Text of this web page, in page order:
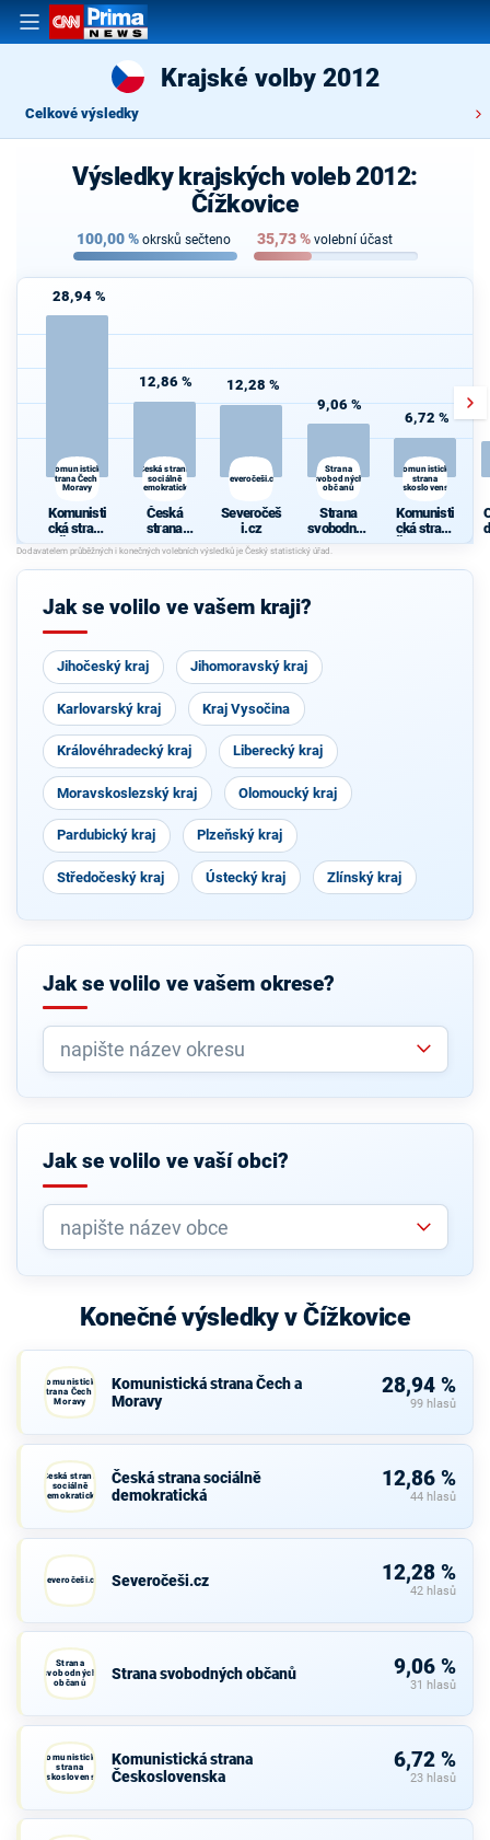
Krajské volby 2012
Celkové výsledky
Výsledky krajských voleb 2012:
Čížkovice
100,00% okrsků sečteno 35,73% volební účast
28,94 %
Komunistická
strana Čech a
Moravy
Komunisti
cká strana
Čech a
Moravy
12,86 %
Česká strana
sociálně
demokratická
Česká
strana
sociálně
demokrati
cká
12,28 %
Severočeši.cz
Severočeš
i.cz
9,06 %
Strana
svobodných
občanů
Strana
svobodnýc
h občanů
6,72 %
Komunistická
strana
Československa
Komunisti
cká strana
Českoslov
Jak se volilo ve vašem kraji?
Jihočeský kraj Jihomoravský kraj
Karlovarský kraj Kraj Vysočina
Královéhradecký kraj Liberecký kraj
Moravskoslezský kraj Olomoucký kraj
Pardubický kraj Plzeňský kraj
Středočeský kraj Ústecký kraj Zlínský kraj
Jak se volilo ve vašem okrese?
Jak se volilo ve vaší obci?
Konečné výsledky v Čížkovice
Komunistická
strana Čech a
Moravy
Komunistická strana Čech a
Moravy
28,94 %
99 hlasů
Česká strana
sociálně
demokratická
Česká strana sociálně
demokratická
12,86 %
44 hlasů
Severočeši.cz Severočeši.cz 12,28 %
42 hlasů
Strana
svobodných
občanů
Strana svobodných občanů 9,06 %
31 hlasů
Komunistická
strana
Československa
Komunistická strana
Československa
6,72 %
23 hlasů